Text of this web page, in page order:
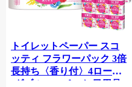
トイレットペーパー スコ
ッティ フラワーパック 3倍
長持ち〈香り付〉4ロール
(ダブル)×12パック 日用品